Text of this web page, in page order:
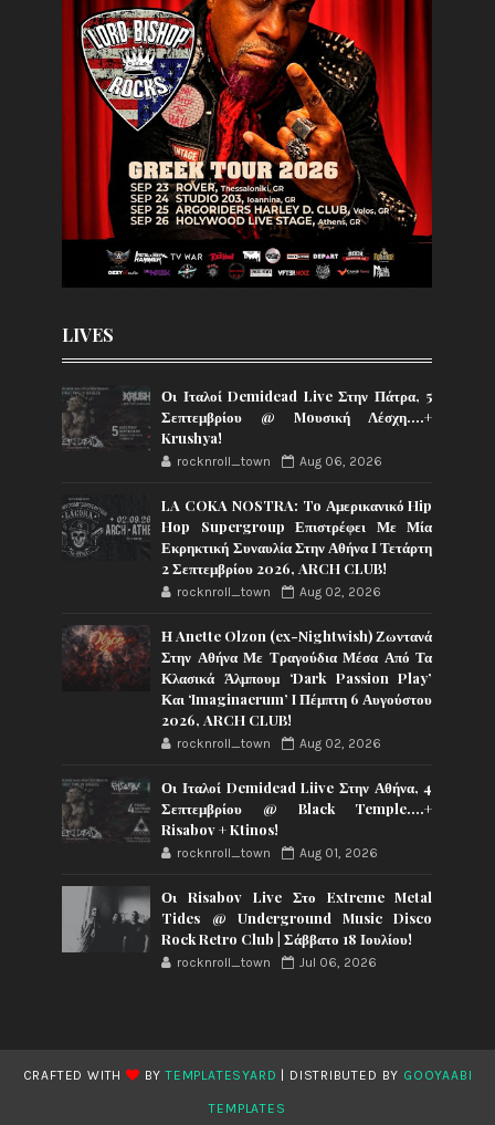
LIVES
Οι Ιταλοί Demidead Live Στην Πάτρα, 5
Σεπτεμβρίου @ Moυσική Λέσχη….+
Krushya!
rocknroll_town Aug 06, 2026
LA COKA NOSTRA: To Αμερικανικό Hip
Hop Supergroup Επιστρέφει Με Μία
Εκρηκτική Συναυλία Στην Αθήνα Ι Τετάρτη
2 Σεπτεμβρίου 2026, ARCH CLUB!
rocknroll_town Aug 02, 2026
Η Anette Olzon (ex-Nightwish) Ζωντανά
Στην Αθήνα Με Τραγούδια Μέσα Από Τα
Κλασικά Άλμπουμ ‘Dark Passion Play’
Και ‘Imaginaerum’ I Πέμπτη 6 Αυγούστου
2026, ARCH CLUB!
rocknroll_town Aug 02, 2026
Οι Ιταλοί Demidead Liive Στην Αθήνα, 4
Σεπτεμβρίου @ Black Temple….+
Risabov + Ktinos!
rocknroll_town Aug 01, 2026
Οι Risabov Live Στο Extreme Metal
Tides @ Underground Music Disco
Rock Retro Club | Σάββατο 18 Ιουλίου!
rocknroll_town Jul 06, 2026
CRAFTED WITH BYTEMPLATESYARD | DISTRIBUTED BY GOOYAABI
TEMPLATES